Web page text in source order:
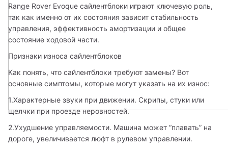
Range Rover Evoque сайлентблоки играют ключевую роль,
так как именно от их состояния зависит стабильность
управления, эффективность амортизации и общее
состояние ходовой части.
Признаки износа сайлентблоков
Как понять, что сайлентблоки требуют замены? Вот
основные симптомы, которые могут указать на их износ:
1.Характерные звуки при движении. Скрипы, стуки или
щелчки при проезде неровностей.
2.Ухудшение управляемости. Машина может “плавать” на
дороге, увеличивается люфт в рулевом управлении.